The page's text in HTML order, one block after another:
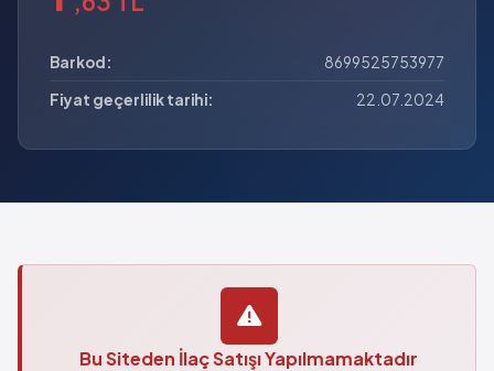
Barkod:
8699525753977
Fiyat geçerlilik tarihi:
22.07.2024
Bu Siteden İlaç Satışı Yapılmamaktadır